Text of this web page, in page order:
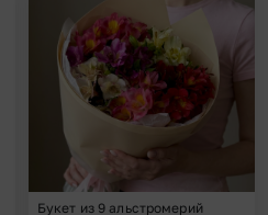
Добавить в избранное
Букет из 9 альстромерий